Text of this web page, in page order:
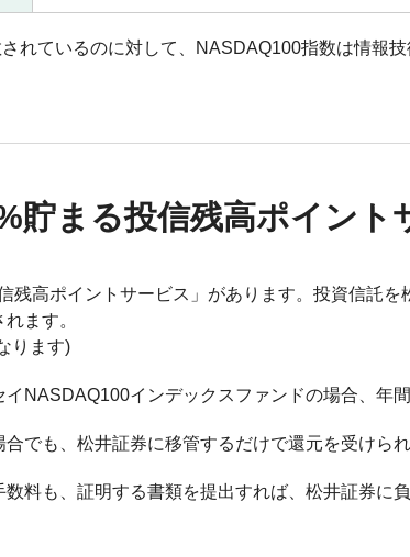
れているのに対して、NASDAQ100指数は情報
貯まる投信残高ポイント
残高ポイントサービス」があります。投資信託
ます。
ります)
イNASDAQ100インデックスファンドの場合、年
でも、松井証券に移管するだけで還元を受けられ
料も、証明する書類を提出すれば、松井証券に